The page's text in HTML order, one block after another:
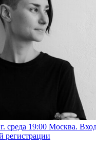
среда 19:00 Москва.
регистрации